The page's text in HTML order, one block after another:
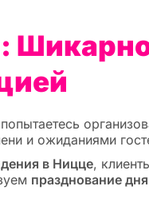
и ожиданиями
в Ницце,
празднование